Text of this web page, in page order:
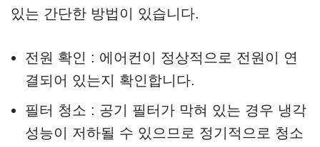
있는 간단한 방법이 있습니다.
전원 확인 : 에어컨이 정상적으로 전원이 연
결되어 있는지 확인합니다.
필터 청소 : 공기 필터가 막혀 있는 경우 냉각
성능이 저하될 수 있으므로 정기적으로 청소